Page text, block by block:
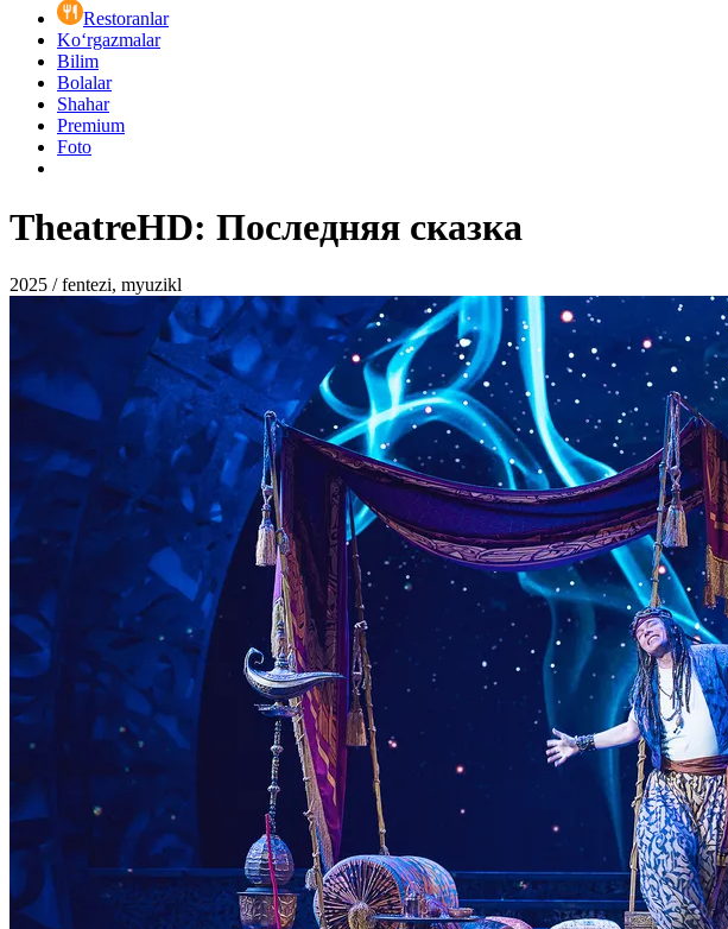
Restoranlar
Ko‘rgazmalar
Bilim
Bolalar
Shahar
Premium
Foto
TheatreHD: Последняя сказка
2025 / fentezi, myuzikl